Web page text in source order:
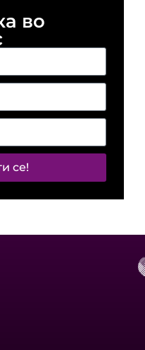
во
се!